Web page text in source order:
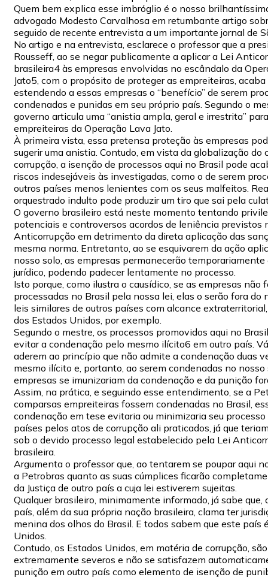
Quem bem explica esse imbróglio é o nosso
advogado Modesto Carvalhosa em retumbante artigo
seguido de recente entrevista a um importante jornal de
No artigo e na entrevista, esclarece o professor que a
Rousseff, ao se negar publicamente a aplicar a Lei
brasileira4 às empresas envolvidas no escândalo da
Jato5, com o propósito de proteger as empreiteiras, acaba
estendendo a essas empresas o “benefício” de serem
condenadas e punidas em seu próprio país. Segundo o
governo articula uma “anistia ampla, geral e irrestrita”
empreiteiras da Operação Lava Jato.
À primeira vista, essa pretensa proteção às empresas
sugerir uma anistia. Contudo, em vista da globalização do
corrupção, a isenção de processos aqui no Brasil pode
riscos indesejáveis às investigadas, como o de serem
outros países menos lenientes com os seus malfeitos.
orquestrado indulto pode produzir um tiro que sai pela
O governo brasileiro está neste momento tentando
potenciais e controversos acordos de leniência previstos
Anticorrupção em detrimento da direta aplicação das
mesma norma. Entretanto, ao se esquivarem da ação
nosso solo, as empresas permanecerão
jurídico, podendo padecer lentamente no processo.
Isto porque, como ilustra o causídico, se as empresas não
processadas no Brasil pela nossa lei, elas o serão fora do
leis similares de outros países com alcance
dos Estados Unidos, por exemplo.
Segundo o mestre, os processos promovidos aqui no
evitar a condenação pelo mesmo ilícito6 em outro país.
aderem ao princípio que não admite a condenação duas
mesmo ilícito e, portanto, ao serem condenadas no nosso
empresas se imunizariam da condenação e da punição
Assim, na prática, e seguindo esse entendimento, se a
comparsas empreiteiras fossem condenadas no Brasil,
condenação em tese evitaria ou minimizaria seu processo
países pelos atos de corrupção ali praticados, já que
sob o devido processo legal estabelecido pela Lei
brasileira.
Argumenta o professor que, ao tentarem se poupar aqui
a Petrobras quanto as suas cúmplices ficarão
da Justiça de outro país a cuja lei estiverem sujeitas.
Qualquer brasileiro, minimamente informado, já sabe que,
país, além da sua própria nação brasileira, clama ter
menina dos olhos do Brasil. E todos sabem que este país
Unidos.
Contudo, os Estados Unidos, em matéria de corrupção, são
extremamente severos e não se satisfazem
punição em outro país como elemento de isenção de